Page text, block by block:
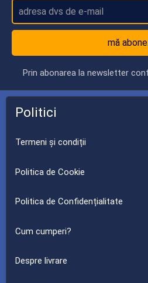
mă
Prin abonarea la newsletter
Politici
Termeni și condiții
Politica de Cookie
Politica de Confidențialitate
Cum cumperi?
Despre livrare